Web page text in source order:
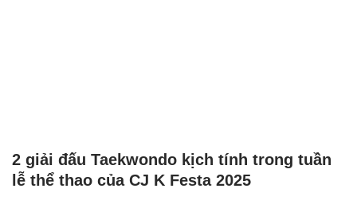
2 giải đấu Taekwondo kịch tính trong tuần
lễ thể thao của CJ K Festa 2025